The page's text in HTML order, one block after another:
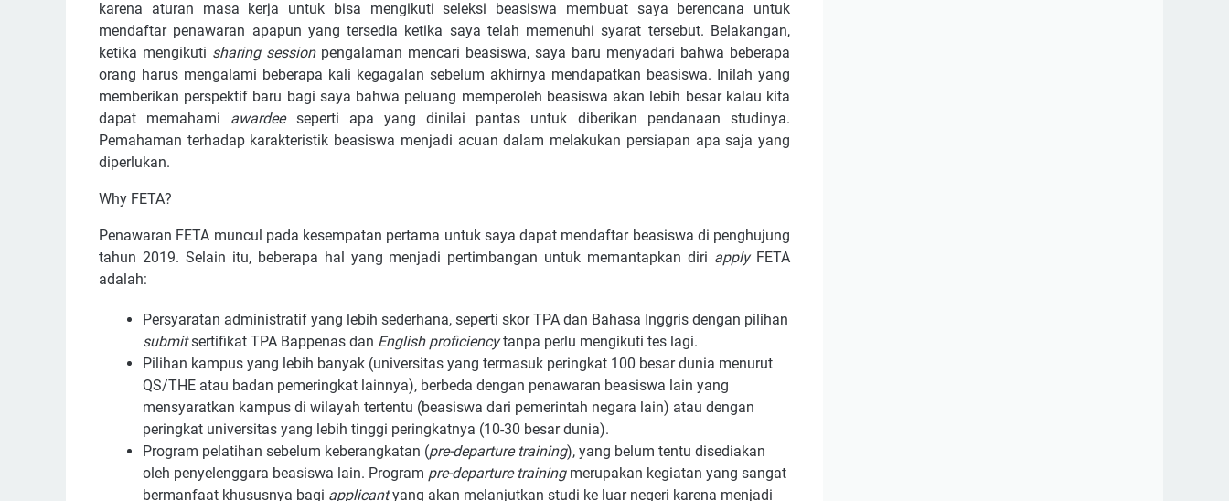
karena aturan masa kerja untuk bisa mengikuti seleksi beasiswa membuat saya berencana untuk
mendaftar penawaran apapun yang tersedia ketika saya telah memenuhi syarat tersebut. Belakangan,
ketika mengikuti sharing sessionpengalaman mencari beasiswa, saya baru menyadari bahwa beberapa
orang harus mengalami beberapa kali kegagalan sebelum akhirnya mendapatkan beasiswa. Inilah yang
memberikan perspektif baru bagi saya bahwa peluang memperoleh beasiswa akan lebih besar kalau kita
dapat memahami awardeeseperti apa yang dinilai pantas untuk diberikan pendanaan studinya.
Pemahaman terhadap karakteristik beasiswa menjadi acuan dalam melakukan persiapan apa saja yang
diperlukan.
Why FETA?
Penawaran FETA muncul pada kesempatan pertama untuk saya dapat mendaftar beasiswa di penghujung
tahun 2019. Selain itu, beberapa hal yang menjadi pertimbangan untuk memantapkan diri applyFETA
adalah:
Persyaratan administratif yang lebih sederhana, seperti skor TPA dan Bahasa Inggris dengan pilihan
submitsertifikat TPA Bappenas dan English proficiencytanpa perlu mengikuti tes lagi.
Pilihan kampus yang lebih banyak (universitas yang termasuk peringkat 100 besar dunia menurut
QS/THE atau badan pemeringkat lainnya), berbeda dengan penawaran beasiswa lain yang
mensyaratkan kampus di wilayah tertentu (beasiswa dari pemerintah negara lain) atau dengan
peringkat universitas yang lebih tinggi peringkatnya (10-30 besar dunia).
Program pelatihan sebelum keberangkatan (pre-departure training), yang belum tentu disediakan
oleh penyelenggara beasiswa lain. Program pre-departure trainingmerupakan kegiatan yang sangat
bermanfaat khususnya bagi applicantyang akan melanjutkan studi ke luar negeri karena menjadi